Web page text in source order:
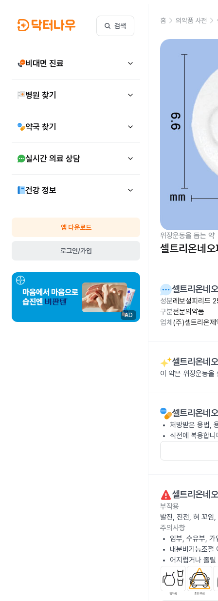
검색
비대면 진료
병원 찾기
약국 찾기
실시간 의료 상담
건강 정보
앱 다운로드
로그인/가입
AD
홈 의약품 사전
위장운동을 돕는 약
셀트리온네
셀트리온네
성분레보설피리드
구분전문의약품
업체 (주)셀트리온제
셀트리온네
이 약은 위장운동을
셀트리온네
처방받은 용법,
식전에 복용합니
셀트리온네
부작용
발진, 진전, 혀 꼬임
주의사항
임부, 수유부, 가
내분비기능조절
어지럽거나 졸